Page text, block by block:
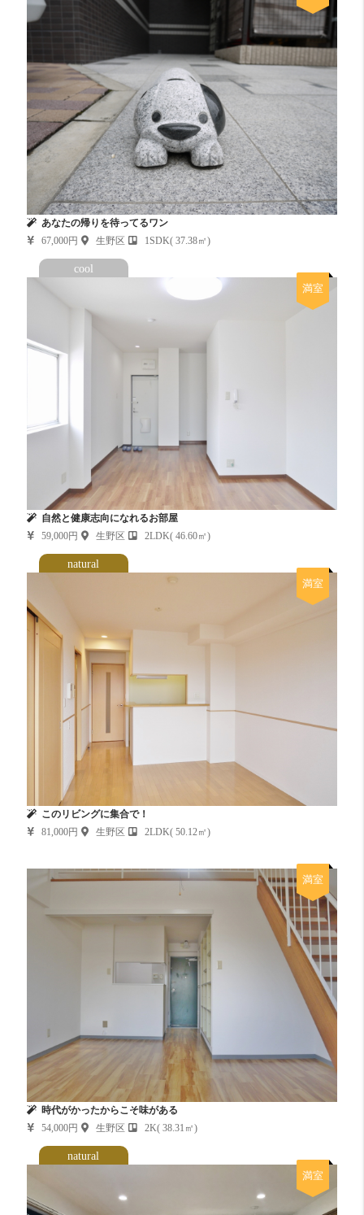
あなたの帰りを待ってるワン
67,000円
生野区 1SDK( 37.38㎡)
cool
満室
自然と健康志向になれるお部屋
59,000円
生野区 2LDK( 46.60㎡)
natural
満室
このリビングに集合で！
81,000円
生野区 2LDK( 50.12㎡)
満室
時代がかったからこそ味がある
54,000円
生野区 2K( 38.31㎡)
natural
満室